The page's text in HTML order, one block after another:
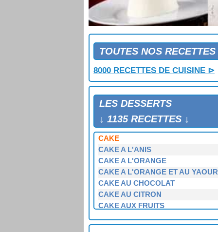
TOUTES NOS RECETTES
8000 RECETTES DE CUISINE ⊳
LES DESSERTS
↓ 1135 RECETTES ↓
BUCHE AUX COPEAUX DE
BUCHE AUX FRUITS ROUGES
BUCHE AUX MARRONS
BUCHE BLANCHE
BUCHE BRESILIENNE
BUCHE DE MARRONS
BUCHE DE NOEL
BUCHE GLACEE AU CAFE
BUCHE GLACEE AUX KIWIS
BUCHE MERINGUEE AU
CAFE LIEGEOIS
CAKE
CAKE A L'ANIS
CAKE A L'ORANGE
CAKE A L'ORANGE ET AU
CAKE AU CHOCOLAT
CAKE AU CITRON
CAKE AUX FRUITS